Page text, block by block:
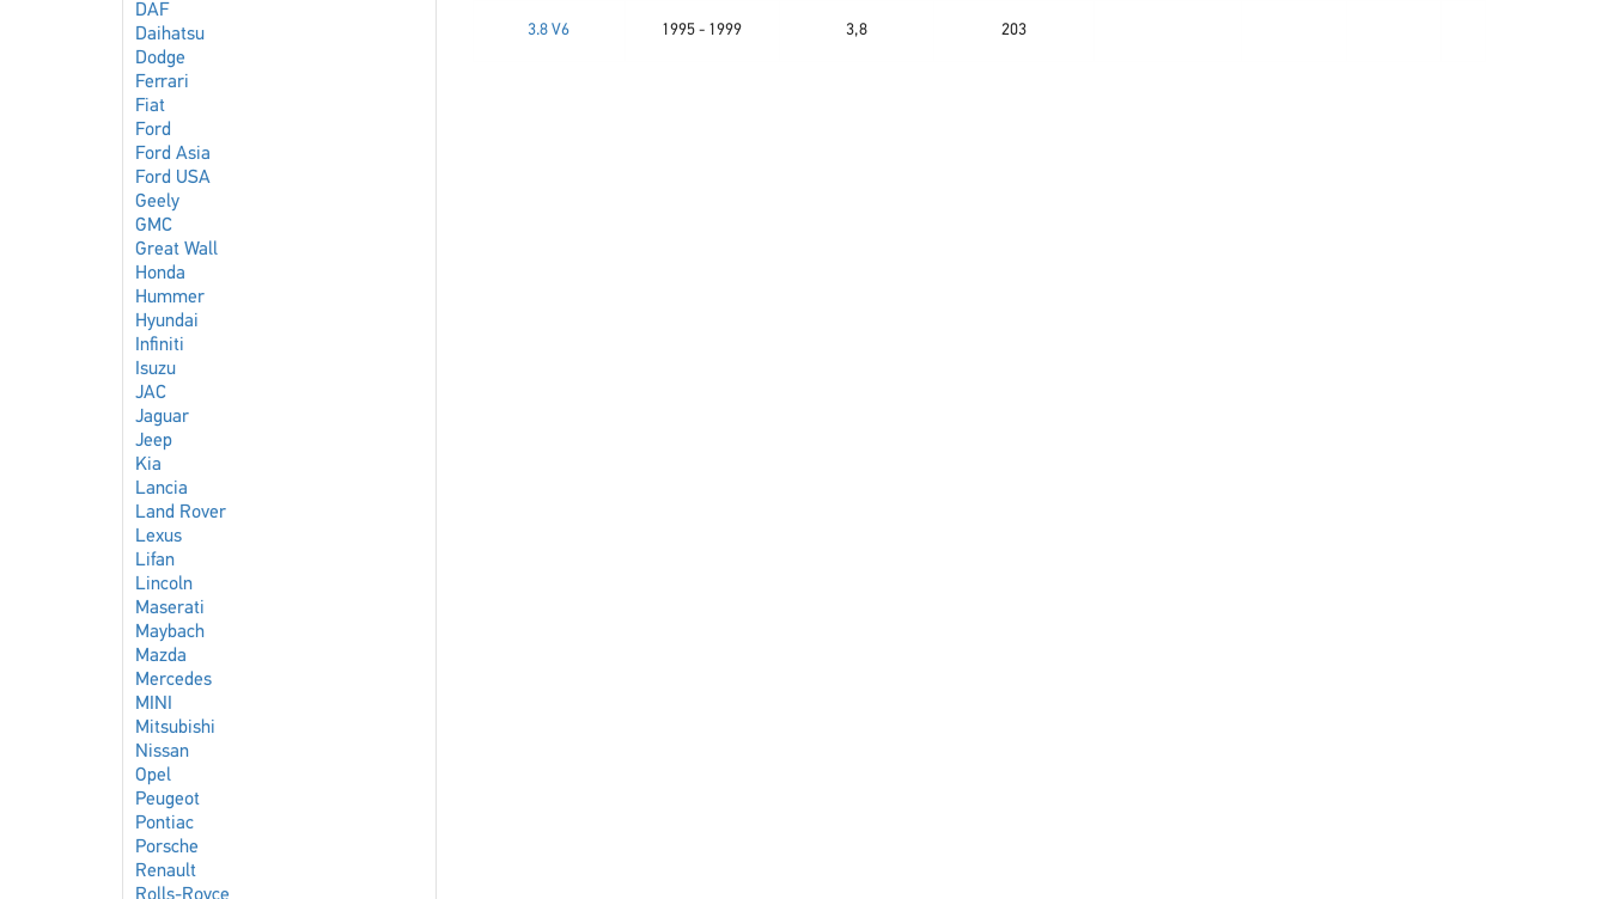
DAF
Daihatsu
Dodge
Ferrari
Fiat
Ford
Ford Asia
Ford USA
Geely
GMC
Great Wall
Honda
Hummer
Hyundai
Infiniti
Isuzu
JAC
Jaguar
Jeep
Kia
Lancia
Land Rover
Lexus
Lifan
Lincoln
Maserati
Maybach
Mazda
Mercedes
MINI
Mitsubishi
Nissan
Opel
Peugeot
Pontiac
Porsche
Renault
3.8 V6 1995 - 1999 3,8 203